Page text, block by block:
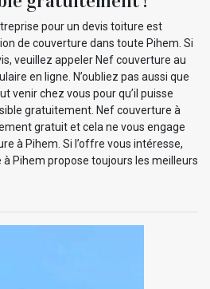
pour un devis toiture est
de couverture dans toute Pihem. Si
veuillez appeler Nef couverture au
en ligne. N’oubliez pas aussi que
venir chez vous pour qu’il puisse
gratuitement. Nef couverture à
gratuit et cela ne vous engage
à Pihem. Si l’offre vous intéresse,
Pihem propose toujours les meilleurs